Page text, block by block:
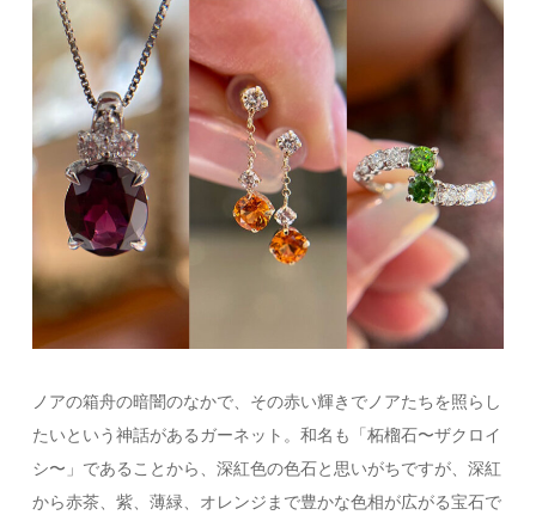
ノアの箱舟の暗闇のなかで、その赤い輝きでノアたちを照らし
たいという神話があるガーネット。和名も「柘榴石〜ザクロイ
シ〜」であることから、深紅色の色石と思いがちですが、深紅
から赤茶、紫、薄緑、オレンジまで豊かな色相が広がる宝石で